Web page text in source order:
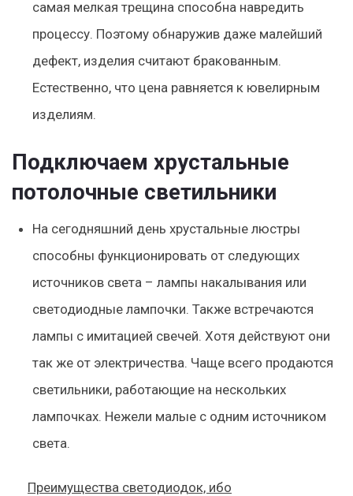
самая мелкая трещина способна навредить
процессу. Поэтому обнаружив даже малейший
дефект, изделия считают бракованным.
Естественно, что цена равняется к ювелирным
изделиям.
Подключаем хрустальные
потолочные светильники
На сегодняшний день хрустальные люстры
способны функционировать от следующих
источников света – лампы накалывания или
светодиодные лампочки. Также встречаются
лампы с имитацией свечей. Хотя действуют они
так же от электричества. Чаще всего продаются
светильники, работающие на нескольких
лампочках. Нежели малые с одним источником
света.
Преимущества светодиодок, ибо